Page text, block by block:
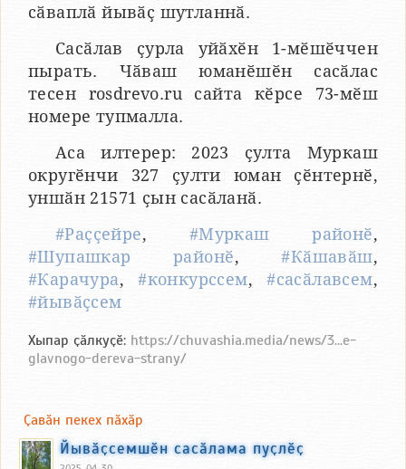
сӑваплӑ йывӑҫ шутланнӑ.
Сасӑлав ҫурла уйӑхӗн 1-мӗшӗччен
пырать. Чӑваш юманӗшӗн сасӑлас
тесен rosdrevo.ru сайта кӗрсе 73-мӗш
номере тупмалла.
Аса илтерер: 2023 ҫулта Муркаш
округӗнчи 327 ҫулти юман ҫӗнтернӗ,
уншӑн 21571 ҫын сасӑланӑ.
#Раҫҫейре, #Муркаш районӗ,
#Шупашкар районӗ,#Кӑшавӑш,
#Карачура,#конкурссем,#сасӑлавсем,
#йывӑҫсем
Хыпар ҫӑлкуҫӗ: https://chuvashia.media/news/3...e-
glavnogo-dereva-strany/
Ҫавӑн пекех пӑхӑр
Йывӑҫсемшӗн сасӑлама пуҫлӗҫ